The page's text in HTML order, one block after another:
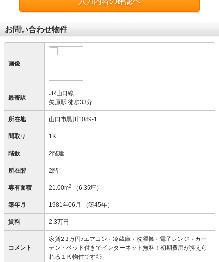
お問い合わせ物件
画像
最寄駅
JR山口線
矢原駅 徒歩33分
所在地 山口市黒川1089-1
間取り 1K
階数 2階建
所在階 2階
専有面積 21.00m2 （6.35坪）
築年月 1981年06月 （築45年）
賃料 2.3万円
コメント
家賃2.3万円♪エアコン・冷蔵庫・洗濯機・電子レンジ・カー
テン・ベッド付きでインターネット無料！初期費用が抑えら
れる１Ｋ物件です◎